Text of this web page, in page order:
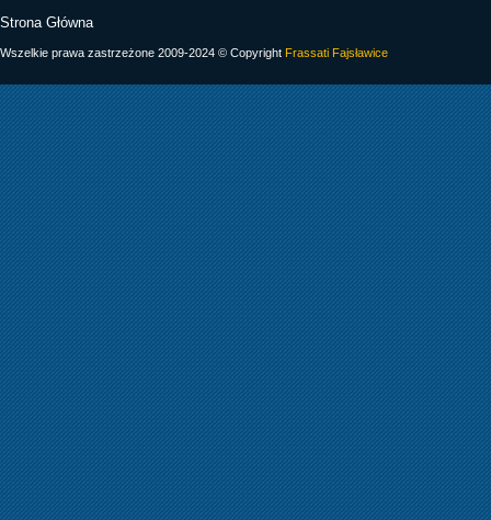
Strona Główna
Wszelkie prawa zastrzeżone 2009-2024 © Copyright Frassati Fajsławice